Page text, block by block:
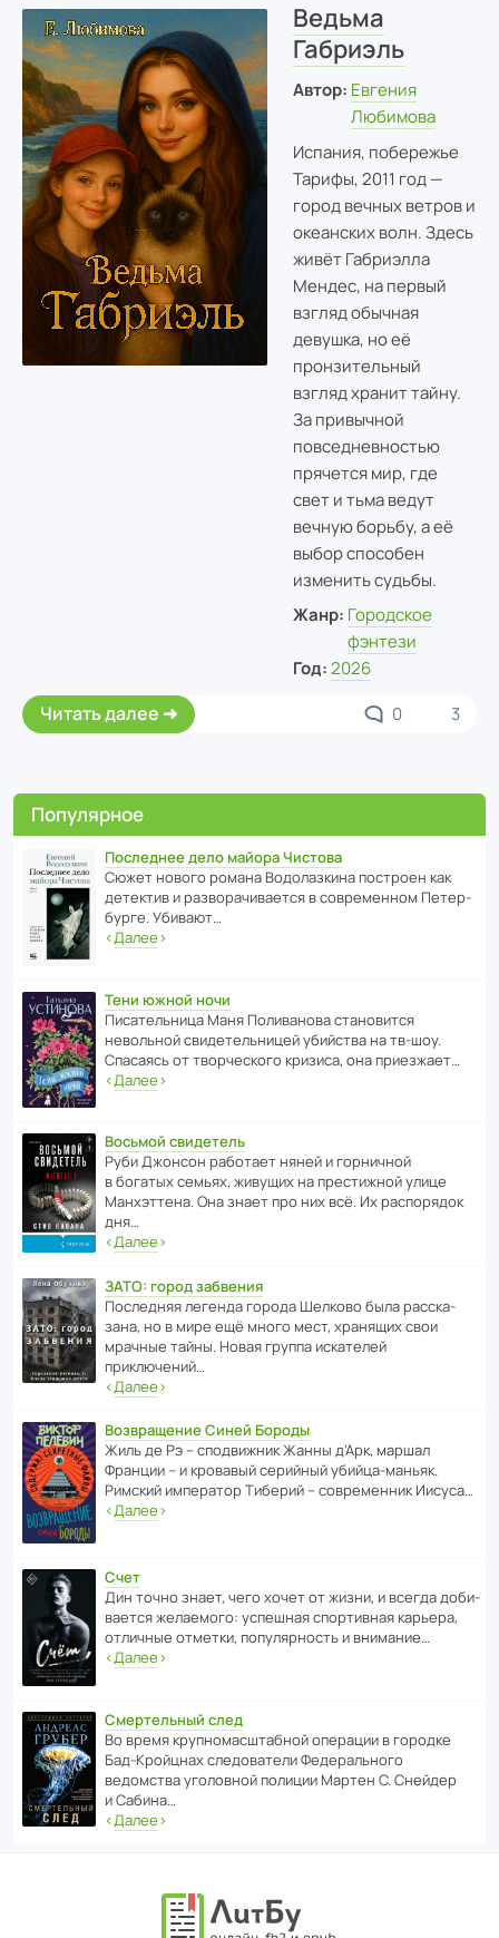
Ведьма
Габриэль
Автор: Евгения
Любимова
Испания, побережье
Тарифы, 2011 год —
город вечных ветров и
океанских волн. Здесь
живёт Габриэлла
Мендес, на первый
взгляд обычная
девушка, но её
пронзительный
взгляд хранит тайну.
За привычной
повседневностью
прячется мир, где
свет и тьма ведут
вечную борьбу, а её
выбор способен
изменить судьбы.
Жанр: Городское
фэнтези
Год: 2026
Читать далее 0 3
Популярное
Последнее дело майора Чистова
Сюжет нового романа Водо­ла­з­кина пост­роен как
дете­ктив и разво­ра­чи­ва­ется в совре­менном Пете­р­
бурге. Убивают…
‹Далее›
Тени южной ночи
Писа­тель­ница Маня Поли­ва­нова стано­вится
невольной свиде­тель­ницей убийства на тв-шоу.
Спасаясь от твор­че­с­кого кризиса, она приезжает…
‹Далее›
Восьмой свидетель
Руби Джонсон рабо­тает няней и горни­чной
в богатых семьях, живущих на прес­ти­жной улице
Манх­эт­тена. Она знает про них всё. Их распо­рядок
дня…
‹Далее›
ЗАТО: город забвения
После­дняя легенда города Шелково была расска­
зана, но в мире ещё много мест, хранящих свои
мрачные тайны. Новая группа иска­телей
приключений…
‹Далее›
Возвращение Синей Бороды
Жиль де Рэ – спод­ви­жник Жанны д’Арк, маршал
Франции – и кровавый серийный убийца-маньяк.
Римский импе­ратор Тиберий – совре­менник Иисуса…
‹Далее›
Счет
Дин точно знает, чего хочет от жизни, и всегда доби­
ва­ется жела­е­мого: успе­шная спор­ти­вная карьера,
отли­чные отметки, попу­ля­р­ность и внимание…
‹Далее›
Смертельный след
Во время круп­но­мас­ш­та­бной операции в городке
Бад‑Крой­цнах следо­ва­тели Феде­раль­ного
ведомства уголо­вной полиции Мартен С. Снейдер
и Сабина…
‹Далее›